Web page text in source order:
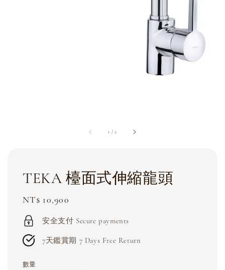
1 /2
TEKA 檯面式伸縮龍頭
Regular
price
NT$ 10,900
安全支付 Secure payments
7天鑑賞期 7 Days Free Return
數量